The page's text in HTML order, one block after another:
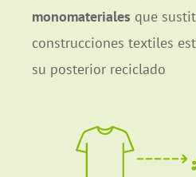
monomateriales que
construcciones textiles
su posterior reciclado